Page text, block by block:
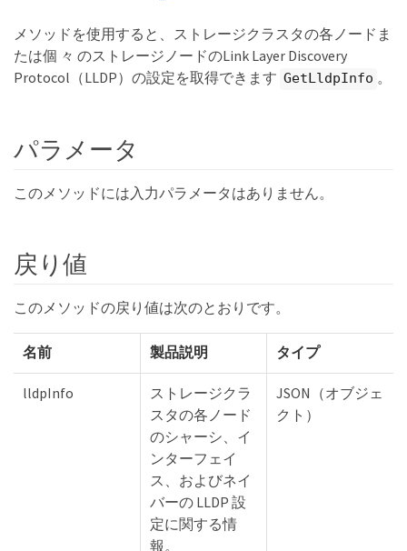
メソッドを使用すると、ストレージクラスタの各ノードま
たは個 々 のストレージノードのLink Layer Discovery
Protocol（LLDP）の設定を取得できます GetLldpInfo 。
パラメータ
このメソッドには入力パラメータはありません。
戻り値
このメソッドの戻り値は次のとおりです。
名前 製品説明 タイプ
lldpInfo
ストレージクラ
スタの各ノード
のシャーシ、イ
ンターフェイ
ス、およびネイ
バーの LLDP 設
定に関する情
報。
JSON（オブジェ
クト）